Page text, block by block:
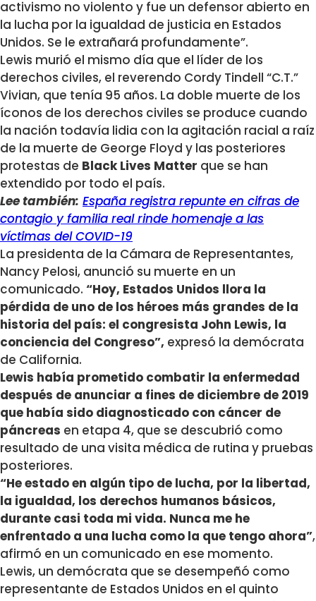
activismo no violento y fue un defensor abierto en
la lucha por la igualdad de justicia en Estados
Unidos. Se le extrañará profundamente”.
Lewis murió el mismo día que el líder de los
derechos civiles, el reverendo Cordy Tindell “C.T.”
Vivian, que tenía 95 años. La doble muerte de los
íconos de los derechos civiles se produce cuando
la nación todavía lidia con la agitación racial a raíz
de la muerte de George Floyd y las posteriores
protestas de Black Lives Matter que se han
extendido por todo el país.
Lee también: España registra repunte en cifras de
contagio y familia real rinde homenaje a las
víctimas del COVID-19
La presidenta de la Cámara de Representantes,
Nancy Pelosi, anunció su muerte en un
comunicado. “Hoy, Estados Unidos llora la
pérdida de uno de los héroes más grandes de la
historia del país: el congresista John Lewis, la
conciencia del Congreso”, expresó la demócrata
de California.
Lewis había prometido combatir la enfermedad
después de anunciar a fines de diciembre de 2019
que había sido diagnosticado con cáncer de
páncreas en etapa 4, que se descubrió como
resultado de una visita médica de rutina y pruebas
posteriores.
“He estado en algún tipo de lucha, por la libertad,
la igualdad, los derechos humanos básicos,
durante casi toda mi vida. Nunca me he
enfrentado a una lucha como la que tengo ahora”,
afirmó en un comunicado en ese momento.
Lewis, un demócrata que se desempeñó como
representante de Estados Unidos en el quinto